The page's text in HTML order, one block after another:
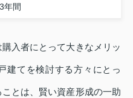
年間
入者にとって大きなメリッ
建てを検討する方々にとっ
とは、賢い資産形成の一助